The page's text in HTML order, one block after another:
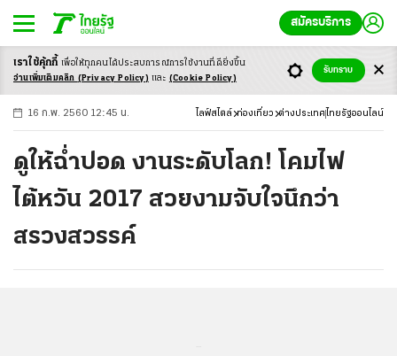
สมัครบริการ
-ก ก ก+
16 ก.พ. 2560 12:45 น. ไลฟ์สไตล์ ท่องเที่ยว ต่างประเทศ ไทยรัฐออนไลน์
ดูให้ฉ่ำปอด งานระดับโลก! โคมไฟ
ไต้หวัน 2017 สวยงามจับใจนึกว่า
สรวงสวรรค์
เราใช้คุ้กกี้ เพื่อให้ทุกคนได้ประสบการณ์การใช้งานที่ดียิ่งขึ้น
อ่านเพิ่มเติมคลิก (Privacy Policy) และ (Cookie Policy)
รับทราบ